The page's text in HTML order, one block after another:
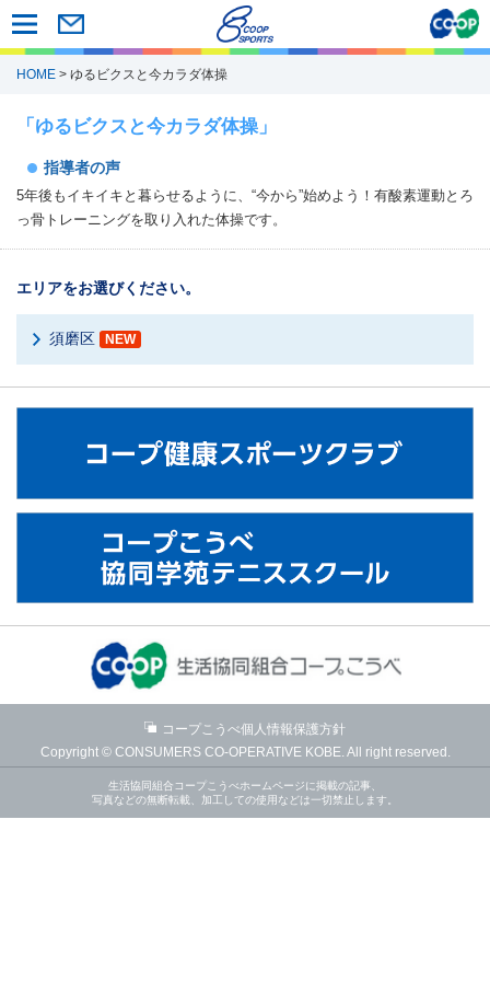
HOME > ゆるビクスと今カラダ体操
「ゆるビクスと今カラダ体操」
指導者の声
5年後もイキイキと暮らせるように、“今から”始めよう！有酸素運動とろ
っ骨トレーニングを取り入れた体操です。
エリアをお選びください。
須磨区 NEW
コープこうべ個人情報保護方針
Copyright © CONSUMERS CO-OPERATIVE KOBE. All right reserved.
生活協同組合コープこうべホームページに掲載の記事、
写真などの無断転載、加工しての使用などは一切禁止します。